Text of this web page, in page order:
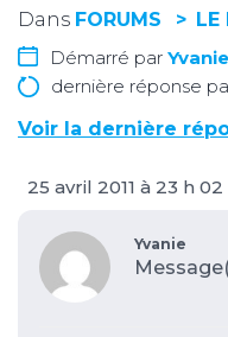
Dans FORUMS
LE
Démarré par Yvanie
dernière réponse
Voir la dernière
25 avril 2011 à 23 h
Yvanie